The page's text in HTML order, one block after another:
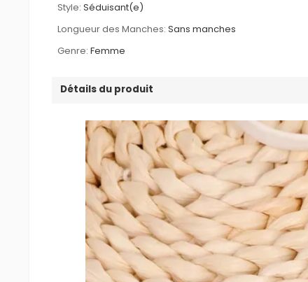
Style: Séduisant(e)
Longueur des Manches: Sans manches
Genre: Femme
Détails du produit